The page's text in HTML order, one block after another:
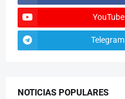
YouTube
Telegram
NOTICIAS POPULARES